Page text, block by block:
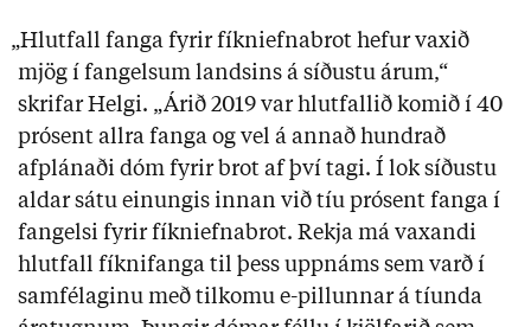
„Hlutfall fanga fyrir fíkniefnabrot hefur vaxið
mjög í fangelsum landsins á síðustu árum,“
skrifar Helgi. „Árið 2019 var hlutfallið komið í 40
prósent allra fanga og vel á annað hundrað
afplánaði dóm fyrir brot af því tagi. Í lok síðustu
aldar sátu einungis innan við tíu prósent fanga í
fangelsi fyrir fíkniefnabrot. Rekja má vaxandi
hlutfall fíknifanga til þess uppnáms sem varð í
samfélaginu með tilkomu e-pillunnar á tíunda